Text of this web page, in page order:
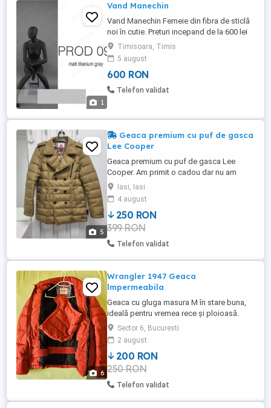
1
Vand Manechin
Vand Manechin Femeie din fibra de sticlă
noi în cutie. Preturi incepand de la 600 lei
buc ofer factura
Timisoara, Timis
5 august
600 RON
Telefon validat
5
Geaca premium cu puf de gasca
Lee Cooper
Geaca premium cu puf de gasca Lee
Cooper. Am primit o cadou dar nu am
purtat o. În.magazin este peste 800 ron.
Pretul este fix fix si doar predare personala
sau trimit în tara doar cu avans minim 50
ron. Marimea M.
Iasi, Iasi
4 august
250 RON
399 RON
Telefon validat
6
Wrangler 1947 Geaca
lmpermeabila
Geaca cu gluga masura M în stare buna,
ideală pentru vremea rece și ploioasă.
Sector 6, Bucuresti
2 august
200 RON
250 RON
Telefon validat